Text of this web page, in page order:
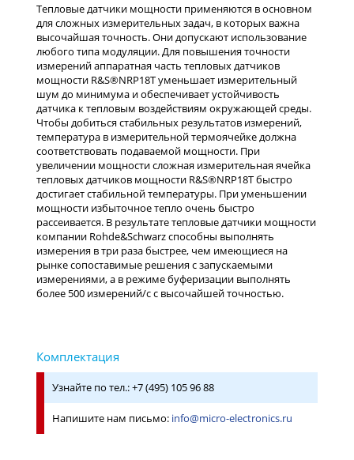
Тепловые датчики мощности применяются в основном
для сложных измерительных задач, в которых важна
высочайшая точность. Они допускают использование
любого типа модуляции. Для повышения точности
измерений аппаратная часть тепловых датчиков
мощности R&S®NRP18T уменьшает измерительный
шум до минимума и обеспечивает устойчивость
датчика к тепловым воздействиям окружающей среды.
Чтобы добиться стабильных результатов измерений,
температура в измерительной термоячейке должна
соответствовать подаваемой мощности. При
увеличении мощности сложная измерительная ячейка
тепловых датчиков мощности R&S®NRP18T быстро
достигает стабильной температуры. При уменьшении
мощности избыточное тепло очень быстро
рассеивается. В результате тепловые датчики мощности
компании Rohde&Schwarz способны выполнять
измерения в три раза быстрее, чем имеющиеся на
рынке сопоставимые решения с запускаемыми
измерениями, а в режиме буферизации выполнять
более 500 измерений/с с высочайшей точностью.
Узнайте по тел.: +7 (495) 105 96 88
Напишите нам письмо: info@micro-electronics.ru